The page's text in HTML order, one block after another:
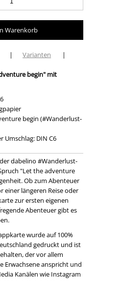
| Varianten |
begin" mit
begin (#Wanderlust-
Umschlag: DIN C6
dabelino #Wanderlust-
"Let the adventure
Ob zum Abenteuer
einer längeren Reise oder
zur ersten eigenen
Abenteuer gibt es
wurde auf 100%
gedruckt und ist
der vor allem
Erwachsene anspricht und
Kanälen wie Instagram